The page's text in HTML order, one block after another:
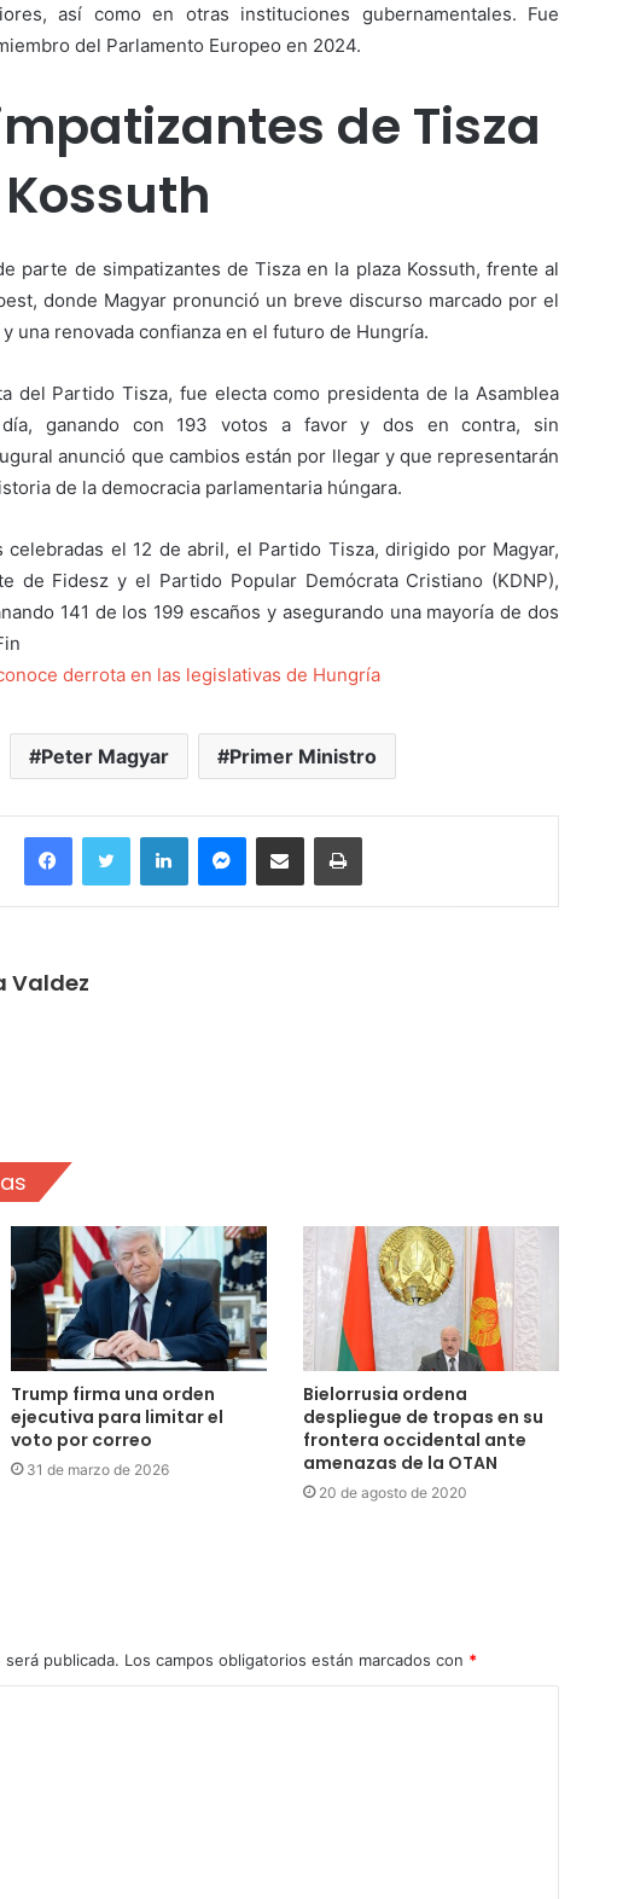
así como en otras instituciones gubernamentales. Fue
del Parlamento Europeo en 2024.
de Tisza
parte de simpatizantes de Tisza en la plaza Kossuth, frente al
donde Magyar pronunció un breve discurso marcado por el
una renovada confianza en el futuro de Hungría.
del Partido Tisza, fue electa como presidenta de la Asamblea
ganando con 193 votos a favor y dos en contra, sin
anunció que cambios están por llegar y que representarán
de la democracia parlamentaria húngara.
celebradas el 12 de abril, el Partido Tisza, dirigido por Magyar,
de Fidesz y el Partido Popular Demócrata Cristiano (KDNP),
141 de los 199 escaños y asegurando una mayoría de dos
derrota en las legislativas de Hungría
Peter Magyar Primer Ministro
FacebookTwitter LinkedInMessengerCompartir por correo electrónicoImprimir
Valdez
Trump firma una orden
ejecutiva para limitar el
voto por correo
31 de marzo de 2026
Bielorrusia ordena
despliegue de tropas en su
frontera occidental ante
amenazas de la OTAN
20 de agosto de 2020
publicada. Los campos obligatorios están marcados con *